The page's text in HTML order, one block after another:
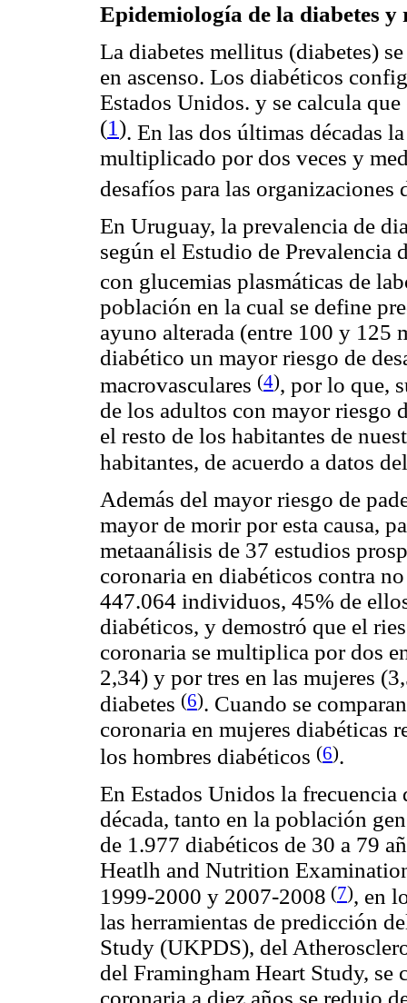
Epidemiología de la diabetes
La diabetes mellitus (diabetes)
en ascenso. Los diabéticos
Estados Unidos. y se calcula
(1). En las dos últimas décadas
multiplicado por dos veces y
desafíos para las
En Uruguay, la prevalencia de
según el Estudio de Prevalencia
con glucemias plasmáticas de
población en la cual se define
ayuno alterada (entre 100 y 125
diabético un mayor riesgo de
macrovasculares (4), por lo que,
de los adultos con mayor riesgo
el resto de los habitantes de
habitantes, de acuerdo a datos
Además del mayor riesgo de
mayor de morir por esta causa,
metaanálisis de 37 estudios
coronaria en diabéticos contra
447.064 individuos, 45% de
diabéticos, y demostró que el
coronaria se multiplica por dos
2,34) y por tres en las mujeres
diabetes (6). Cuando se
coronaria en mujeres diabéticas
los hombres diabéticos (6).
En Estados Unidos la
década, tanto en la población
de 1.977 diabéticos de 30 a 79
Heatlh and Nutrition
1999-2000 y 2007-2008 (7), en
las herramientas de predicción
Study (UKPDS), del
del Framingham Heart Study, se